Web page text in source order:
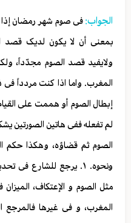
الجواب:
بمعنی أن لا یکون لدیک قصد
ولایفید قصد الصوم مجدّداً،
المغرب. واما اذا کنت مردداً
إبطال الصوم أو هممت علی
لم تفعله ففی هاتین الصورتین
الصوم ثم قضاؤه، وهکذا حکم
ونحوه. ١. یرجع للشارع فی
مثل الصوم و الإعتکاف،
المغرب، و فی غیرها